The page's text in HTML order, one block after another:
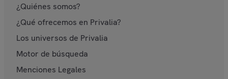
¿Quiénes somos?
¿Qué ofrecemos en Privalia?
Los universos de Privalia
Motor de búsqueda
Menciones Legales